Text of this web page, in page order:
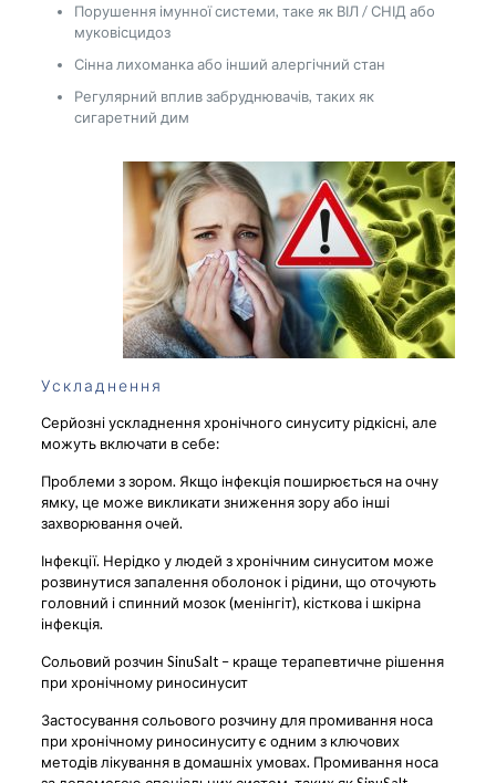
Порушення імунної системи, таке як ВІЛ / СНІД або
муковісцидоз
Сінна лихоманка або інший алергічний стан
Регулярний вплив забруднювачів, таких як
сигаретний дим
Ускладнення
Серйозні ускладнення хронічного синуситу рідкісні, але
можуть включати в себе:
Проблеми з зором. Якщо інфекція поширюється на очну
ямку, це може викликати зниження зору або інші
захворювання очей.
Інфекції. Нерідко у людей з хронічним синуситом може
розвинутися запалення оболонок і рідини, що оточують
головний і спинний мозок (менінгіт), кісткова і шкірна
інфекція.
Сольовий розчин SinuSalt – краще терапевтичне рішення
при хронічному риносинусит
Застосування сольового розчину для промивання носа
при хронічному риносинуситу є одним з ключових
методів лікування в домашніх умовах. Промивання носа